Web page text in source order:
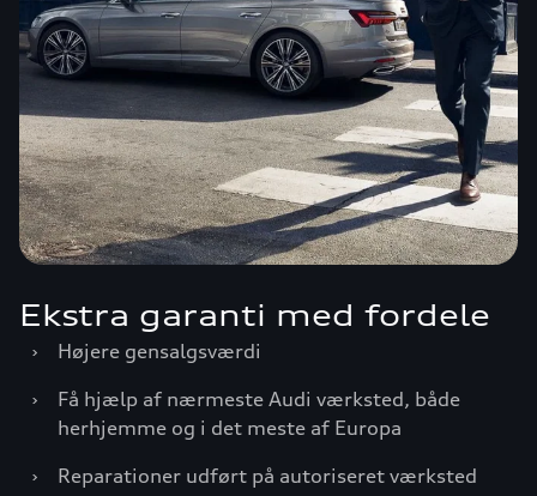
Ekstra garanti med fordele
›
Højere gensalgsværdi
›
Få hjælp af nærmeste Audi værksted, både
herhjemme og i det meste af Europa
›
Reparationer udført på autoriseret værksted